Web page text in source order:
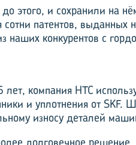
этого, и сохранили на
сотни патентов,
наших конкурентов с
компания HTC
и уплотнения от SKF.
износу деталей